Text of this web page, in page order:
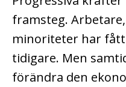
framsteg.
minoriteter har
tidigare. Men
förändra den